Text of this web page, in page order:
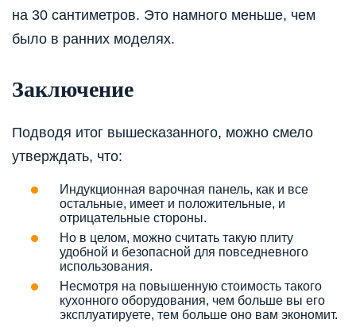
на 30 сантиметров. Это намного меньше, чем
было в ранних моделях.
Заключение
Подводя итог вышесказанного, можно смело
утверждать, что:
Индукционная варочная панель, как и все
остальные, имеет и положительные, и
отрицательные стороны.
Но в целом, можно считать такую плиту
удобной и безопасной для повседневного
использования.
Несмотря на повышенную стоимость такого
кухонного оборудования, чем больше вы его
эксплуатируете, тем больше оно вам экономит.